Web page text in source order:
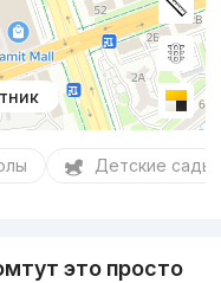
Детские сады
это просто